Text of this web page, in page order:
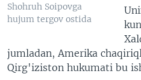
Shohruh Soipovga
hujum tergov ostida
jumladan, Amerika
Qirg'iziston hukumati bu